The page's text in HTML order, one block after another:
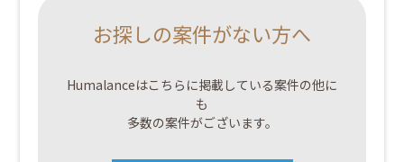
お探しの案件がない方へ
Humalanceはこちらに掲載している案件の他に
も
多数の案件がございます。